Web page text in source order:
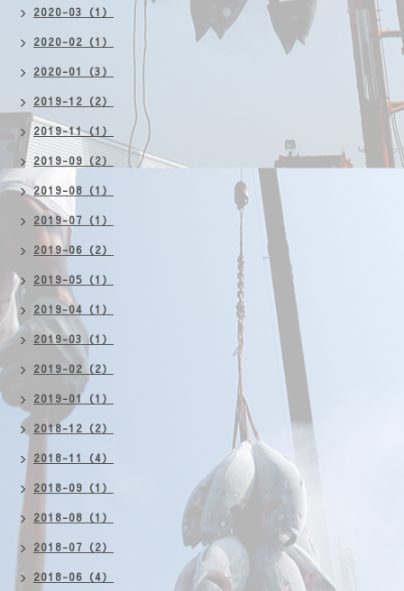
2020-03（1）
2020-02（1）
2020-01（3）
2019-12（2）
2019-11（1）
2019-09（2）
2019-08（1）
2019-07（1）
2019-06（2）
2019-05（1）
2019-04（1）
2019-03（1）
2019-02（2）
2019-01（1）
2018-12（2）
2018-11（4）
2018-09（1）
2018-08（1）
2018-07（2）
2018-06（4）